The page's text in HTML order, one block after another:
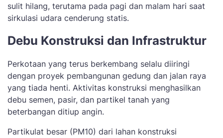
sulit hilang, terutama pada pagi dan malam hari saat
sirkulasi udara cenderung statis.
Debu Konstruksi dan Infrastruktur
Perkotaan yang terus berkembang selalu diiringi
dengan proyek pembangunan gedung dan jalan raya
yang tiada henti. Aktivitas konstruksi menghasilkan
debu semen, pasir, dan partikel tanah yang
beterbangan ditiup angin.
Partikulat besar (PM10) dari lahan konstruksi